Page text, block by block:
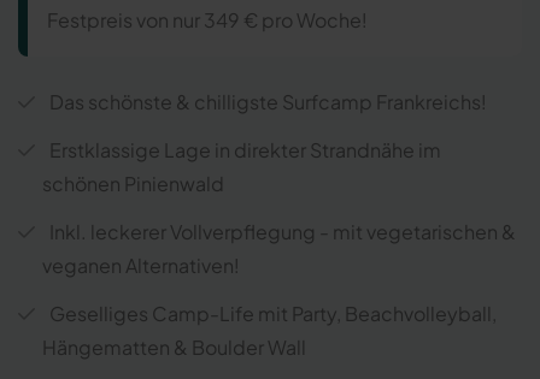
Festpreis von nur 349 € pro Woche!
Das schönste & chilligste Surfcamp Frankreichs!
Erstklassige Lage in direkter Strandnähe im
schönen Pinienwald
Inkl. leckerer Vollverpflegung - mit vegetarischen &
veganen Alternativen!
Geselliges Camp-Life mit Party, Beachvolleyball,
Hängematten & Boulder Wall